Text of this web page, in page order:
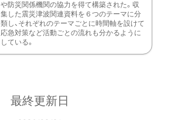
や防災関係機関の協力を得て構築された。収
集した震災津波関連資料を６つのテーマに分
類し、それぞれのテーマごとに時間軸を設けて
応急対策など活動ごとの流れも分かるように
している。
最終更新日